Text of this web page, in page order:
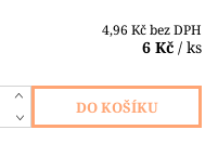
4,96 Kč bez DPH
6 Kč / ks